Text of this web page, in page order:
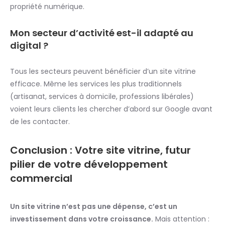
propriété numérique.
Mon secteur d’activité est-il adapté au
digital ?
Tous les secteurs peuvent bénéficier d’un site vitrine
efficace. Même les services les plus traditionnels
(artisanat, services à domicile, professions libérales)
voient leurs clients les chercher d’abord sur Google avant
de les contacter.
Conclusion : Votre site vitrine, futur
pilier de votre développement
commercial
Un site vitrine n’est pas une dépense, c’est un
investissement dans votre croissance. Mais attention :